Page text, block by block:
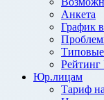
Анкета
График
Юр.лицам
Тариф